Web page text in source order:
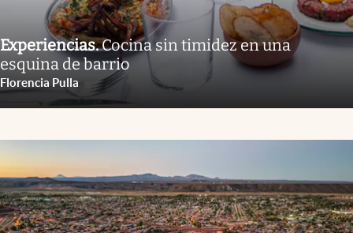
Experiencias.Cocina sin timidez en una
esquina de barrio
Florencia Pulla